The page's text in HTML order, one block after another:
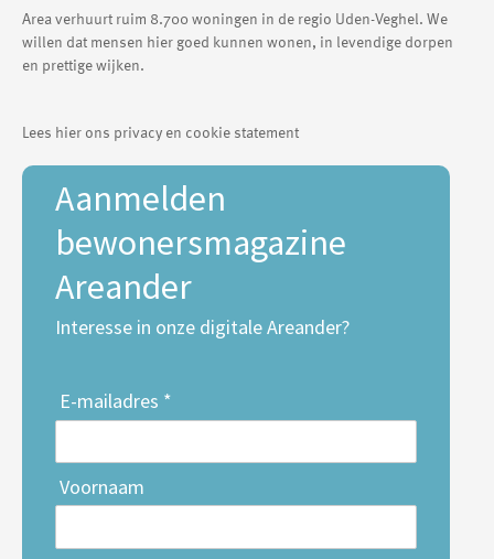
Area verhuurt ruim 8.700 woningen in de regio Uden-Veghel. We
willen dat mensen hier goed kunnen wonen, in levendige dorpen
en prettige wijken.
Lees hier ons privacy en cookie statement
Aanmelden
bewonersmagazine
Areander
Interesse in onze digitale Areander?
E-mailadres *
Voornaam